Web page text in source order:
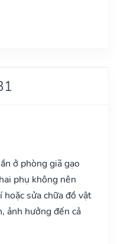
ở phòng giã gạo
phụ không nên
sửa chữa đồ vật
ảnh hưởng đến cả